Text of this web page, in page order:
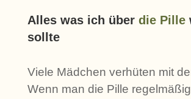
Alles was ich über die Pille
sollte
Viele Mädchen verhüten mit
Wenn man die Pille